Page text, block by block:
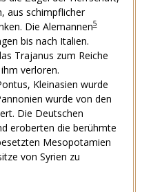
aus schimpflicher
Die Alemannen5
bis nach Italien.
Trajanus zum Reiche
verloren.
Kleinasien wurde
wurde von den
Die Deutschen
eroberten die berühmte
Mesopotamien
von Syrien zu